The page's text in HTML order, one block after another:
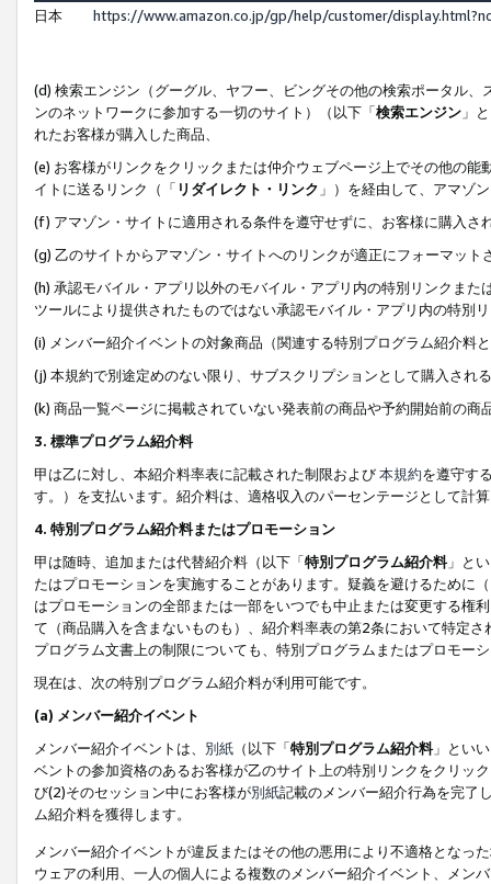
日本
https://www.amazon.co.jp/gp/help/customer/
(d) 検索エンジン（グーグル、ヤフー、ビングその他の検索ポータル
ンのネットワークに参加する一切のサイト）（以下「検索エンジン 」
れたお客様が購入した商品、
(e) お客様がリンクをクリックまたは仲介ウェブページ上でその他の
イトに送るリンク（「 リダイレクト・リンク 」）を経由して、アマゾ
(f) アマゾン・サイトに適用される条件を遵守せずに、お客様に購入さ
(g) 乙のサイトからアマゾン・サイトへのリンクが適正にフォーマッ
(h) 承認モバイル・アプリ以外のモバイル・アプリ内の特別リンクま
ツールにより提供されたものではない承認モバイル・アプリ内の特別
(i) メンバー紹介イベントの対象商品（関連する特別プログラム紹介料
(j) 本規約で別途定めのない限り、サブスクリプションとして購入され
(k) 商品一覧ページに掲載されていない発表前の商品や予約開始前の商
3. 標準プログラム紹介料
甲は乙に対し、本紹介料率表に記載された制限および本規約を遵守す
す。）を支払います。紹介料は、適格収入のパーセンテージとして計
4. 特別プログラム紹介料またはプロモーション
甲は随時、追加または代替紹介料（以下「特別プログラム紹介料」と
たはプロモーションを実施することがあります。疑義を避けるために
はプロモーションの全部または一部をいつでも中止または変更する権
て（商品購入を含まないものも）、紹介料率表の第2条において特定
プログラム文書上の制限についても、特別プログラムまたはプロモー
現在は、次の特別プログラム紹介料が利用可能です。
(a) メンバー紹介イベント
メンバー紹介イベントは、 別紙 （以下「特別プログラム紹介料」とい
ベントの参加資格のあるお客様が乙のサイト上の特別リンクをクリッ
び(2)そのセッション中にお客様が別紙記載のメンバー紹介行為を完了
ム紹介料を獲得します。
メンバー紹介イベントが違反またはその他の悪用により不適格となっ
ウェアの利用、一人の個人による複数のメンバー紹介イベント、メン